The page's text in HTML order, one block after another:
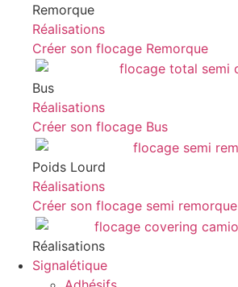
Remorque
Réalisations
Créer son flocage Remorque
Bus
Réalisations
Créer son flocage Bus
Poids Lourd
Réalisations
Créer son flocage semi remorque
Réalisations
Signalétique